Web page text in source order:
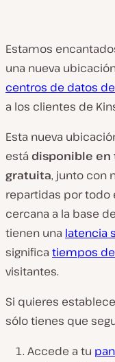
Estamos
una nueva
centros de datos
a los clientes de
Esta nueva
está disponible en
gratuita, junto con
repartidas por todo
cercana a la base
tienen una latencia
significa tiempos
visitantes.
Si quieres
sólo tienes que
Accede a tu